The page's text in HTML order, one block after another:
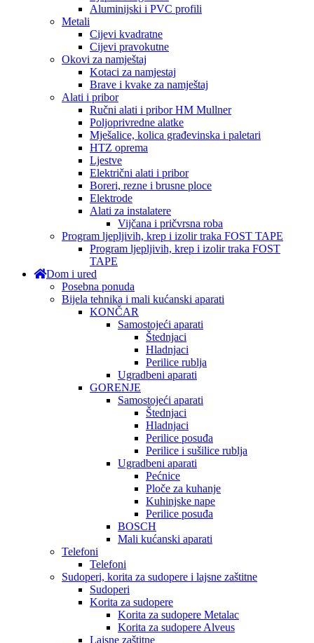
Aluminijski i PVC profili
Metali
Cijevi kvadratne
Cijevi pravokutne
Okovi za namještaj
Kotaci za namjestaj
Brave i kvake za namještaj
Alati i pribor
Ručni alati i pribor HM Mullner
Poljoprivredne alatke
Mješalice, kolica građevinska i paletari
HTZ oprema
Ljestve
Električni alati i pribor
Boreri, rezne i brusne ploce
Elektrode
Alati za instalatere
Vijčana i pričvrsna roba
Program ljepljivih, krep i izolir traka FOST TAPE
Program ljepljivih, krep i izolir traka FOST
TAPE
Dom i ured
Posebna ponuda
Bijela tehnika i mali kućanski aparati
KONČAR
Samostojeći aparati
Štednjaci
Hladnjaci
Perilice rublja
Ugradbeni aparati
GORENJE
Samostojeći aparati
Štednjaci
Hladnjaci
Perilice posuđa
Perilice i sušilice rublja
Ugradbeni aparati
Pećnice
Ploče za kuhanje
Kuhinjske nape
Perilice posuđa
BOSCH
Mali kućanski aparati
Telefoni
Telefoni
Sudoperi, korita za sudopere i lajsne zaštitne
Sudoperi
Korita za sudopere
Korita za sudopere Metalac
Korita za sudopere Alveus
Lajsne zaštitne